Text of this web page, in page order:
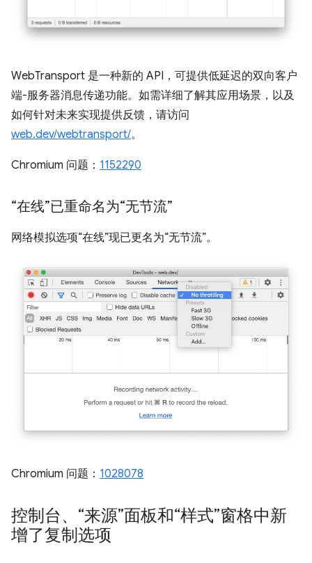
WebTransport 是一种新的 API，可提供低延迟的双向客户
端-服务器消息传递功能。如需详细了解其应用场景，以及
如何针对未来实现提供反馈，请访问
web.dev/webtransport/。
Chromium 问题： 1152290
“在线”已重命名为“无节流”
网络模拟选项“在线”现已更名为“无节流”。
Chromium 问题： 1028078
控制台、“来源”面板和“样式”窗格中新
增了复制选项